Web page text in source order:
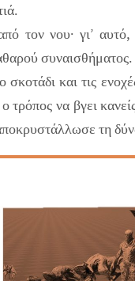
τον νου· γι’
συναισθήματος.
και τις
ο τρόπος να βγει
τη